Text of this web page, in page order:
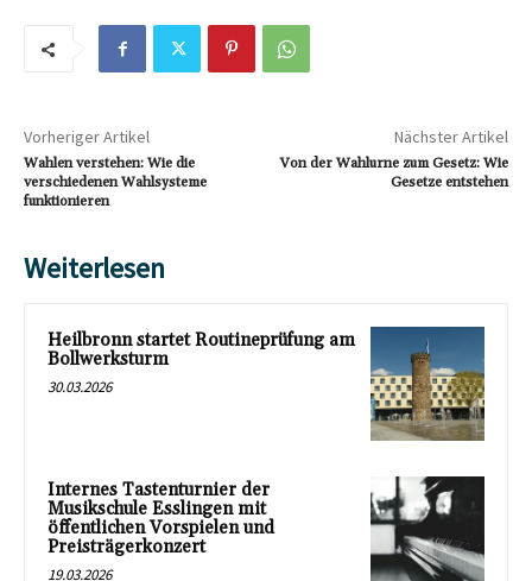
Vorheriger Artikel
Wahlen verstehen: Wie die
verschiedenen Wahlsysteme
funktionieren
Nächster Artikel
Von der Wahlurne zum Gesetz: Wie
Gesetze entstehen
Weiterlesen
Heilbronn startet Routineprüfung am
Bollwerksturm
30.03.2026
Internes Tastenturnier der
Musikschule Esslingen mit
öffentlichen Vorspielen und
Preisträgerkonzert
19.03.2026